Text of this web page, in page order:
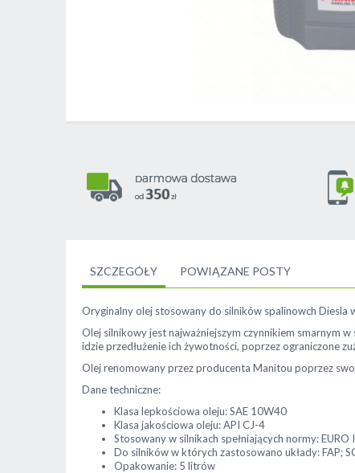
to
images
SZCZEGÓŁY
Oryginalny olej stosowany do silników spalinowch Diesla
Olej silnikowy jest najważniejszym czynnikiem smarnym
idzie przedłużenie ich żywotności, poprzez ograniczone
Olej renomowany przez producenta Manitou poprzez
Dane techniczne:
Klasa lepkościowa oleju: SAE 10W40
Klasa jakościowa oleju: API CJ-4
Stosowany w silnikach spełniających normy: EURO
Do silników w których zastosowano układy: FAP;
Opakowanie: 5 litrów
POWIĄZANE POSTY